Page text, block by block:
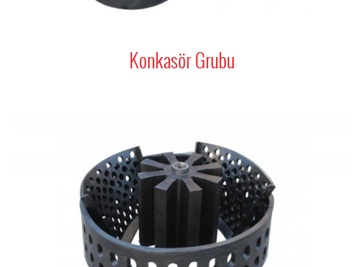
Konkasör Grubu